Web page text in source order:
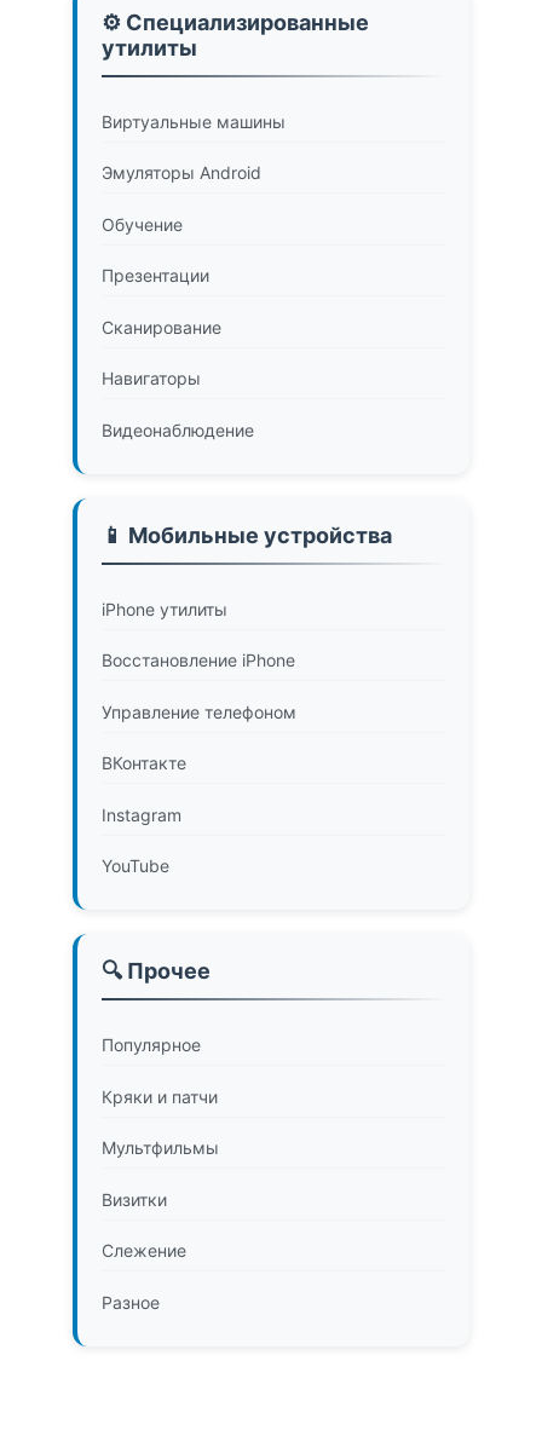
⚙️ Специализированные
утилиты
Виртуальные машины
Эмуляторы Android
Обучение
Презентации
Сканирование
Навигаторы
Видеонаблюдение
📱 Мобильные устройства
iPhone утилиты
Восстановление iPhone
Управление телефоном
ВКонтакте
Instagram
YouTube
🔍 Прочее
Популярное
Кряки и патчи
Мультфильмы
Визитки
Слежение
Разное